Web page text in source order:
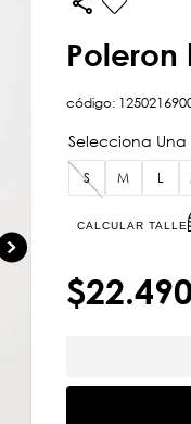
código:
S M L
CALCULAR TALLE
$22.490